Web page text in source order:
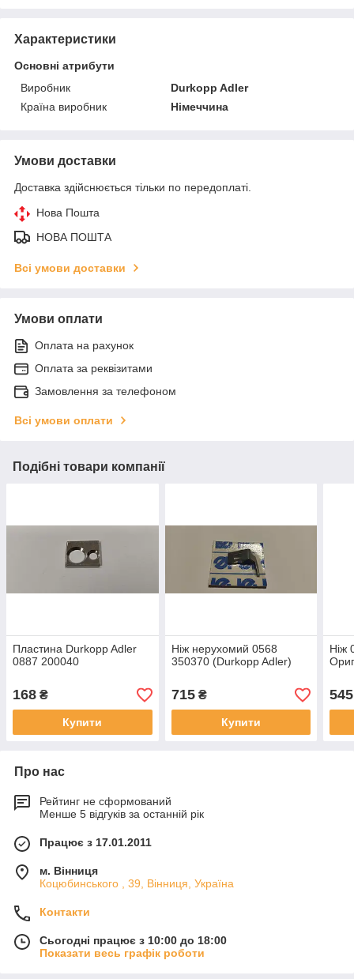
Характеристики
Основні атрибути
Виробник
Durkopp Adler
Країна виробник
Німеччина
Умови доставки
Доставка здійснюється тільки по передоплаті.
Нова Пошта
НОВА ПОШТА
Всі умови доставки
Умови оплати
Оплата на рахунок
Оплата за реквізитами
Замовлення за телефоном
Всі умови оплати
Подібні товари компанії
Пластина Durkopp Adler
0887 200040
168 ₴
Купити
Ніж нерухомий 0568
350370 (Durkopp Adler)
715₴
Купити
Ніж
545
Про нас
Рейтинг не сформований
Менше 5 відгуків за останній рік
Працює з 17.01.2011
м. Вінниця
Коцюбинського , 39, Вінниця, Україна
Контакти
Сьогодні працює з 10:00 до 18:00
Показати весь графік роботи